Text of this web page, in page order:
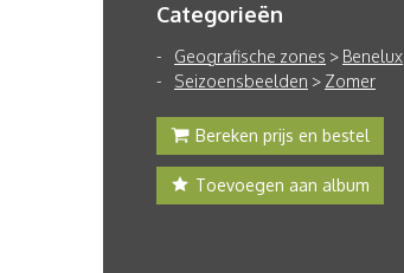
Categorieën
Geografische zones > Benelux
Seizoensbeelden > Zomer
Bereken prijs en bestel
Toevoegen aan album